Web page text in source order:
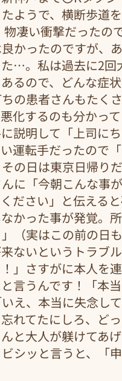
ようで、横断歩道
凄い衝撃だったの
かったのですが、
…。私は過去に2
るので、どんな症
の患者さんもたく
化するのも分かっ
説明して「上司に
運転手だったので
の日は東京日帰り
に「今朝こんな事
ださい」と伝える
かった事が発覚。
（実はこの前の日
ないというトラブ
」さすがに本人を
言うんです！「本
え、本当に失念し
れてたにしろ、ど
と大人が躾けてあ
シッと言うと、「